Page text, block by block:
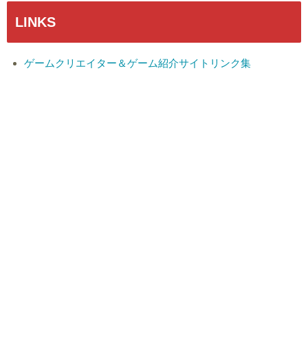
LINKS
ゲームクリエイター＆ゲーム紹介サイトリンク集